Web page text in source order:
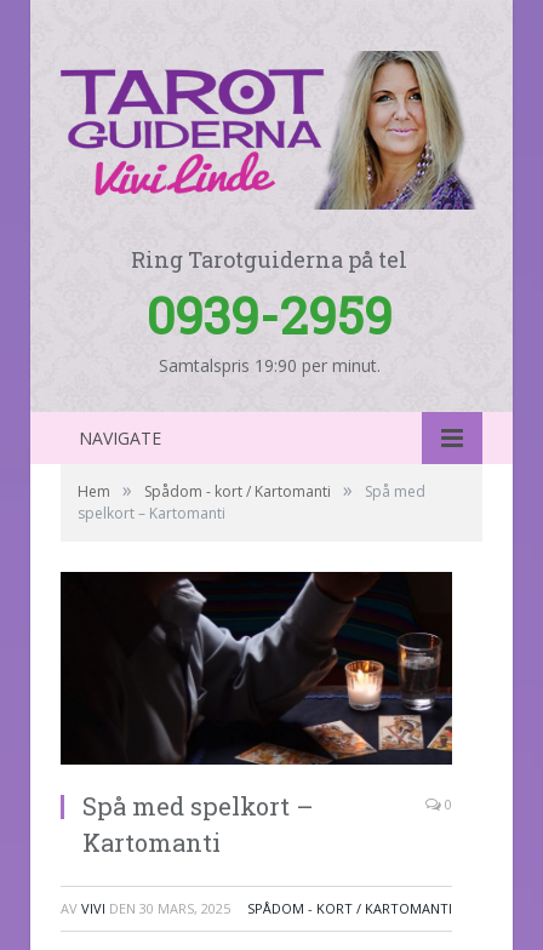
Ring Tarotguiderna på tel
0939-2959
Samtalspris 19:90 per minut.
NAVIGATE
Hem » Spådom - kort / Kartomanti »
Spå med
spelkort – Kartomanti
Spå med spelkort –
Kartomanti
0
AV VIVI DEN 30 MARS, 2025 SPÅDOM - KORT / KARTOMANTI